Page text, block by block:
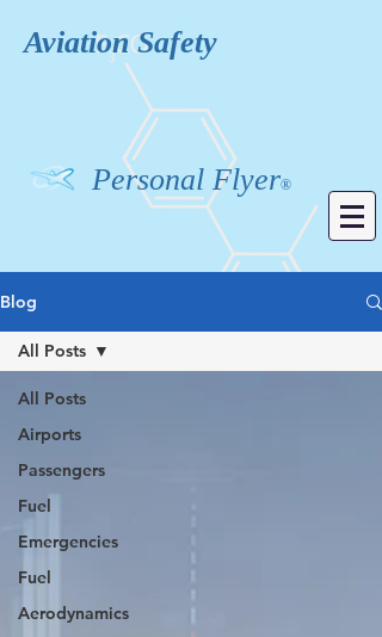
Personal Flyer®
AviationSafety
Blog
All Posts
Airports
Passengers
Fuel
Emergencies
Fuel
Aerodynamics
All Posts